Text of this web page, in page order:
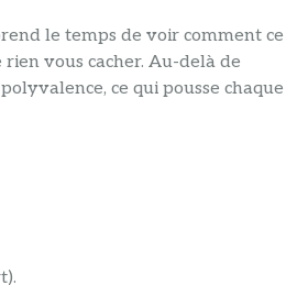
le temps de voir comment ce
vous cacher. Au-delà de
ce qui pousse chaque